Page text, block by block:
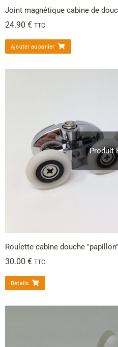
Joint magnétique cabine de
24.90 € TTC
Ajouter au panier
Produit
Roulette cabine douche
30.00 € TTC
Détails